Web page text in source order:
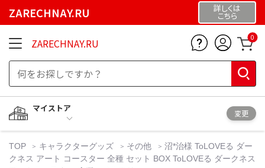
ZARECHNAY.RU 詳しくは
こちら
ZARECHNAY.RU 0
マイストア
変更
TOP キャラクターグッズ その他
沼*治様 ToLOVEる ダー
クネス アート コースター 全種 セット BOX ToLOVEる ダークネス